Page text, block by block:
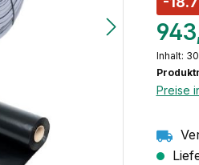
Inhalt:
Preise